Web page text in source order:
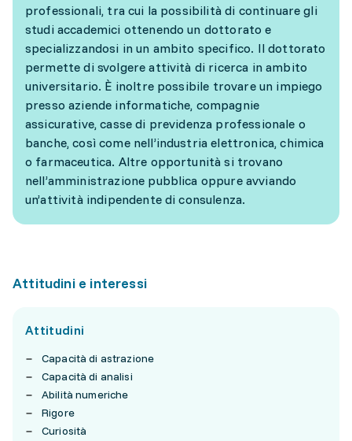
professionali, tra cui la possibilità di continuare gli
studi accademici ottenendo un dottorato e
specializzandosi in un ambito specifico. Il dottorato
permette di svolgere attività di ricerca in ambito
universitario. È inoltre possibile trovare un impiego
presso aziende informatiche, compagnie
assicurative, casse di previdenza professionale o
banche, così come nell’industria elettronica, chimica
o farmaceutica. Altre opportunità si trovano
nell’amministrazione pubblica oppure avviando
un’attività indipendente di consulenza.
Attitudini e interessi
Attitudini
Capacità di astrazione
Capacità di analisi
Abilità numeriche
Rigore
Curiosità